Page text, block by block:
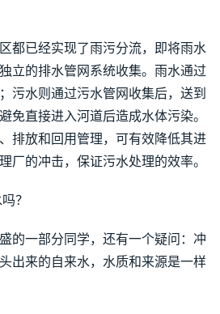
都已经实现了雨污分流，即将雨水
立的排水管网系统收集。雨水通过
污水则通过污水管网收集后，送到
免直接进入河道后造成水体污染。
排放和回用管理，可有效降低其进
厂的冲击，保证污水处理的效率。
？
的一部分同学，还有一个疑问：冲
出来的自来水，水质和来源是一样